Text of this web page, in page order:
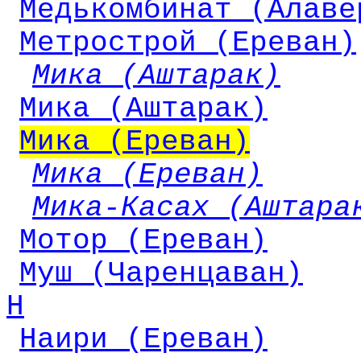
Медькомбинат
Метрострой (Ереван)
Мика (Аштарак)
Мика (Аштарак)
Мика (Ереван)
Мика (Ереван)
Мика-Касах
Мотор (Ереван)
Муш (Чаренцаван)
Н
Наири (Ереван)